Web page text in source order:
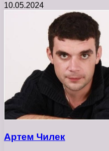
10.05.2024
Артем Чилек